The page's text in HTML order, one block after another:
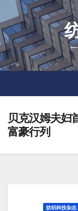
to
content
贝克汉姆夫妇
富豪行列
纺织科技杂志